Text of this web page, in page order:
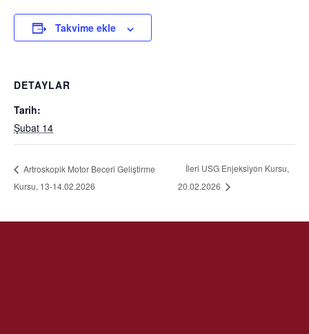
Takvime ekle
DETAYLAR
Tarih:
Şubat 14
Artroskopik Motor Beceri Geliştirme
Kursu, 13-14.02.2026
İleri USG Enjeksiyon Kursu,
20.02.2026